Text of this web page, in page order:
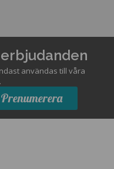
användas till våra
Prenumerera